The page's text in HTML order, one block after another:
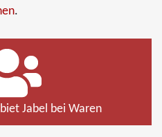
.
Jabel bei Waren